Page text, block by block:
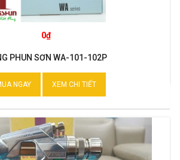
0₫
PHUN SƠN WA-101-102P
NGAY XEM CHI TIẾT